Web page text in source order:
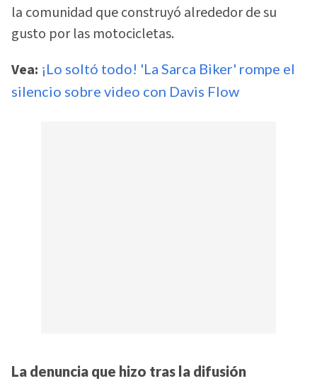
la comunidad que construyó alrededor de su
gusto por las motocicletas.
Vea: ¡Lo soltó todo! 'La Sarca Biker' rompe el
silencio sobre video con Davis Flow
La denuncia que hizo tras la difusión